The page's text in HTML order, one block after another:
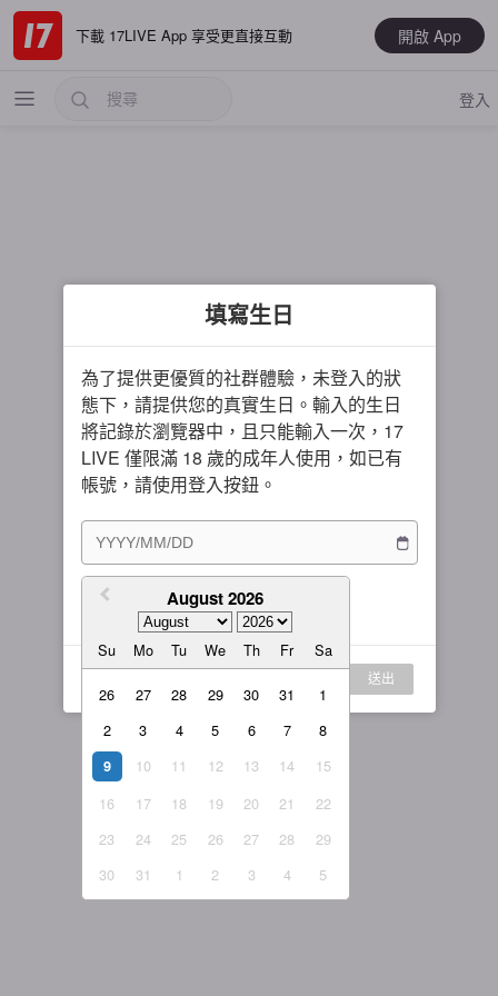
下載 17LIVE App 享受更直接互動 開啟 App
最新
電玩遊戲
大神推薦
男主播
女主播
我的訂閱
繁體中文
繁體中文-香港
日本語
English-US
English-Global
登入
填寫生日
為了提供更優質的社群體驗，未登入的狀
態下，請提供您的真實生日。輸入的生日
將記錄於瀏覽器中，且只能輸入一次，17
LIVE 僅限滿 18 歲的成年人使用，如已有
帳號，請使用登入按鈕。
August 2026
Su Mo Tu We Th Fr Sa
26 27 28 29 30 31
1
2
3 4 5 6 7 8
9 10 11 12 13 14
15
16
17 18 19 20 21
22
23
24 25 26 27 28
29
30
31 1 2 3 4 5
我同意 服務條款與隱私權政策
送出